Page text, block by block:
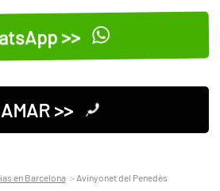
>>
>>
en Barcelona Avinyonet del Penedès